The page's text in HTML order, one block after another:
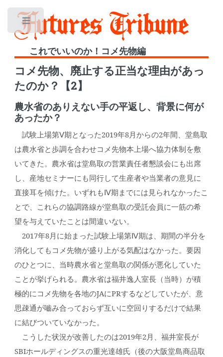
これでいいのか！コメ先物編
コメ先物、廃止する正当な理由があっ
たのか？【2】
農水省のありえない手の平返し、背景に何が
あったか？
試験上場第Ⅴ期となった2019年8月からの2年間、堂島取
は農水省と歩調を合わせコメ先物本上場へ協力体制を敷
いてきた。農水省は堂島取の営業責任者懇談会にも出席
し、産地セミナーにも同行して生産者や当業者の意見に
直接耳を傾けた。いずれもⅣ期までには見られなかったこ
とで、これらの協調路線が堂島取の受託会員に一筋の希
望を与えていたことは間違いない。
2017年8月に始まった試験上場第Ⅳ期は、期間の半分を
消化してもコメ先物が盛り上がる気配はなかった。要因
のひとつに、当時農水省と堂島取の関係が悪化していた
ことが挙げられる。農水省は福井逸人室長（当時）が積
極的にコメ先物を各地のJAにPRするなどしていたが、意
思疎通が嚙み合っておらず互いに空回りするだけで結果
に結びついていなかった。
こうした状況が改善したのは2019年2月、福井室長が
SBIホールディングスの重光達雄氏（後の大阪堂島商品取
Toggle